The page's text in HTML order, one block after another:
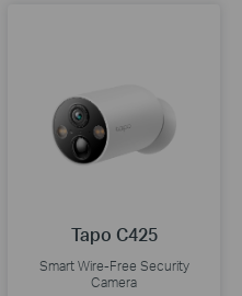
Tapo C425
Smart Wire-Free Security
Camera